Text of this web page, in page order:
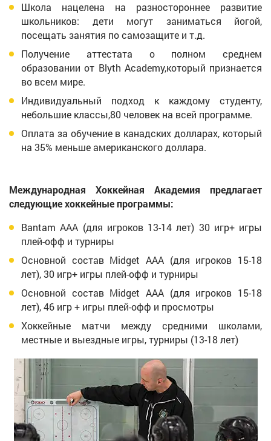
Школа нацелена на разностороннее развитие
школьников: дети могут заниматься йогой,
посещать занятия по самозащите и т.д.
Получение аттестата о полном среднем
образовании от Blyth Academy,который признается
во всем мире.
Индивидуальный подход к каждому студенту,
небольшие классы,80 человек на всей программе.
Оплата за обучение в канадских долларах, который
на 35% меньше американского доллара.
Международная Хоккейная Академия предлагает
следующие хоккейные программы:
Bantam AAA (для игроков 13-14 лет) 30 игр+ игры
плей-офф и турниры
Основной состав Midget AAA (для игроков 15-18
лет), 30 игр+ игры плей-офф и турниры
Основной состав Midget AAA (для игроков 15-18
лет), 46 игр + игры плей-офф и просмотры
Хоккейные матчи между средними школами,
местные и выездные игры, турниры (13-18 лет)